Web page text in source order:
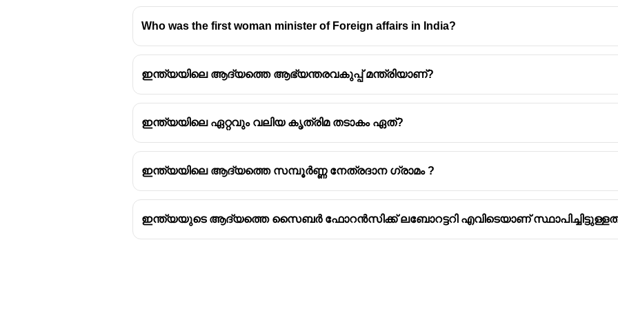
Who was the first woman minister of Foreign affairs in India?
ഇന്ത്യയിലെ ആദ്യത്തെ ആഭ്യന്തരവകുപ്പ് മന്ത്രിയാണ്?
ഇന്ത്യയിലെ ഏറ്റവും വലിയ കൃത്രിമ തടാകം ഏത്?
ഇന്ത്യയിലെ ആദ്യത്തെ സമ്പൂർണ്ണ നേത്രദാന ഗ്രാമം ?
ഇന്ത്യയുടെ ആദ്യത്തെ സൈബർ ഫോറൻസിക്ക് ലബോറട്ടറി എവിടെയാണ്